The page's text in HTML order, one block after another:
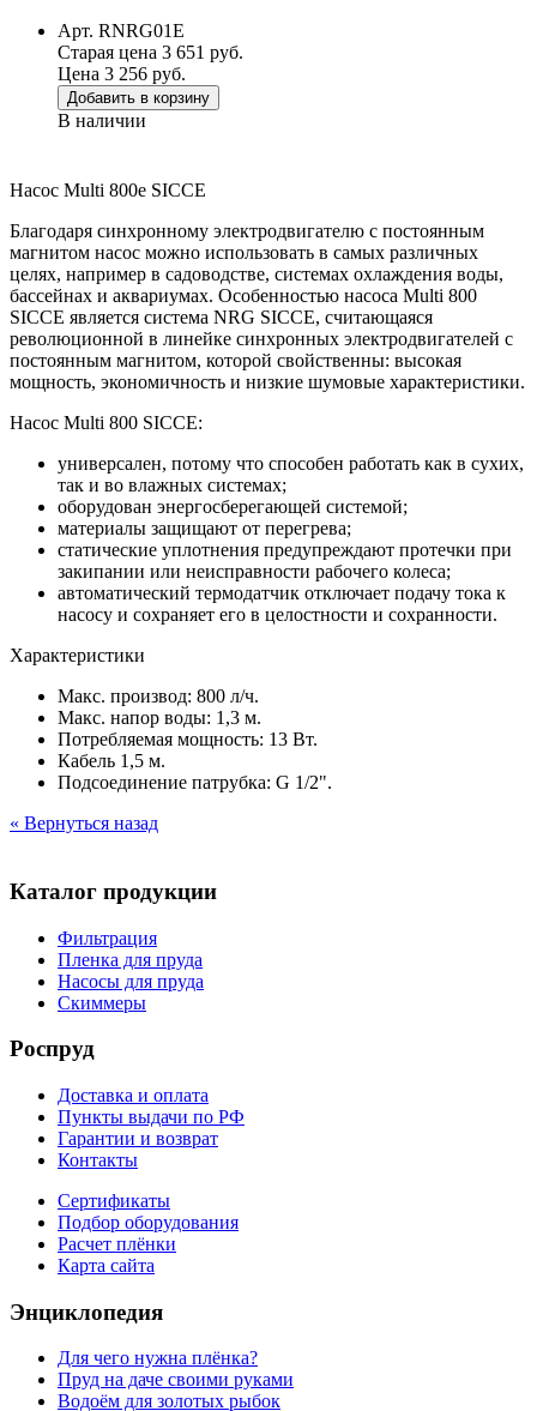
Арт. RNRG01E
Старая цена 3 651 руб.
Цена 3 256 руб.
Добавить в корзину
В наличии
Насос Multi 800e SICCE
Благодаря синхронному электродвигателю с постоянным
магнитом насос можно использовать в самых различных
целях, например в садоводстве, системах охлаждения воды,
бассейнах и аквариумах. Особенностью насоса Multi 800
SICCE является система NRG SICCE, считающаяся
революционной в линейке синхронных электродвигателей с
постоянным магнитом, которой свойственны: высокая
мощность, экономичность и низкие шумовые характеристики.
Насос Multi 800 SICCE:
универсален, потому что способен работать как в сухих,
так и во влажных системах;
оборудован энергосберегающей системой;
материалы защищают от перегрева;
статические уплотнения предупреждают протечки при
закипании или неисправности рабочего колеса;
автоматический термодатчик отключает подачу тока к
насосу и сохраняет его в целостности и сохранности.
Характеристики
Макс. производ: 800 л/ч.
Макс. напор воды: 1,3 м.
Потребляемая мощность: 13 Вт.
Кабель 1,5 м.
Подсоединение патрубка: G 1/2".
« Вернуться назад
Каталог продукции
Фильтрация
Пленка для пруда
Насосы для пруда
Скиммеры
Роспруд
Доставка и оплата
Пункты выдачи по РФ
Гарантии и возврат
Контакты
Сертификаты
Подбор оборудования
Расчет плёнки
Карта сайта
Энциклопедия
Для чего нужна плёнка?
Пруд на даче своими руками
Водоём для золотых рыбок